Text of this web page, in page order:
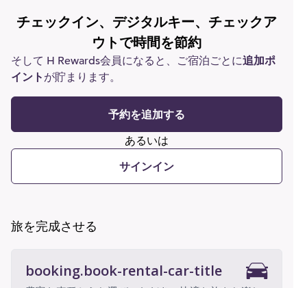
チェックイン、デジタルキー、チェックア
ウトで時間を節約
そして H Rewards会員になると、ご宿泊ごとに追加ポ
イントが貯まります。
予約を追加する
あるいは
サインイン
旅を完成させる
booking.book-rental-car-title